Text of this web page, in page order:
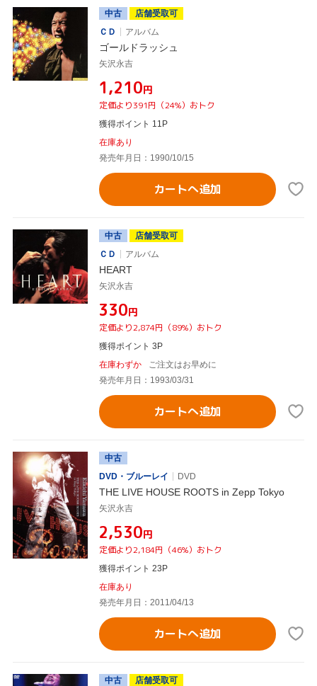
中古
店舗受取可
ＣＤ
アルバム
ゴールドラッシュ
矢沢永吉
¥1,210円
定価より391円（24%）おトク
獲得ポイント 11P
在庫あり
発売年月日：1990/10/15
カートへ追加
中古
店舗受取可
ＣＤ
アルバム
HEART
矢沢永吉
¥330円
定価より2,874円（89%）おトク
獲得ポイント 3P
在庫わずか
ご注文はお早めに
発売年月日：1993/03/31
カートへ追加
中古
DVD・ブルーレイ
DVD
THE LIVE HOUSE ROOTS in Zepp Tokyo
矢沢永吉
¥2,530円
定価より2,184円（46%）おトク
獲得ポイント 23P
在庫あり
発売年月日：2011/04/13
カートへ追加
中古 店舗受取可